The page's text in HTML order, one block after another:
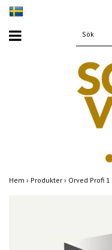
Hem › Produkter › Orved Profi